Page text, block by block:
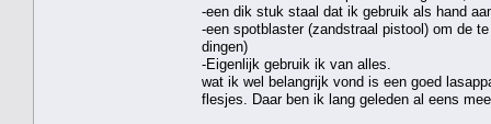
-een dik stuk staal dat ik gebruik als hand
-een spotblaster (zandstraal pistool) om de
dingen)
-Eigenlijk gebruik ik van alles.
wat ik wel belangrijk vond is een goed
flesjes. Daar ben ik lang geleden al eens